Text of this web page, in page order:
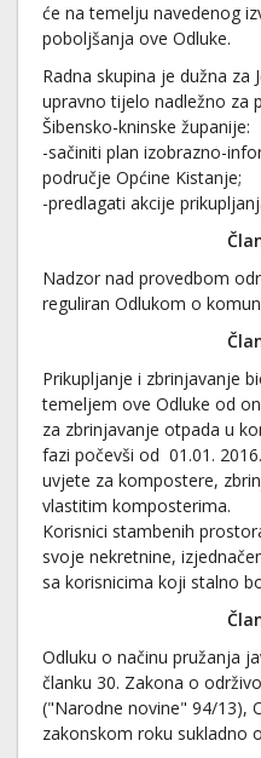
će na temelju navedenog
poboljšanja ove Odluke.
Radna skupina je dužna
upravno tijelo nadležno za
Šibensko-kninske županije:
-sačiniti plan izobrazno-
područje Općine Kistanje;
-predlagati akcije
Nadzor nad provedbom
reguliran Odlukom o
Prikupljanje i zbrinjavanje
temeljem ove Odluke od
za zbrinjavanje otpada u
fazi počevši od 01.01.
uvjete za kompostere,
vlastitim komposterima.
Korisnici stambenih
svoje nekretnine,
sa korisnicima koji stalno
Odluku o načinu pružanja
članku 30. Zakona o
("Narodne novine" 94/13),
zakonskom roku sukladno